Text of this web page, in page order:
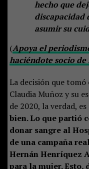
hecho que
discapacidad
asumir su
(Apoya el
haciéndote socio de
La decisión que
Claudia Muñoz y su
de 2020, la verdad,
bien. Lo que partió
donar sangre al
de una campaña
Hernán Henríquez
para la mujer.